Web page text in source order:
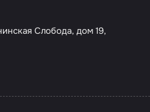
Слобода, дом 19,